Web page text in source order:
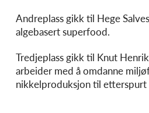
Andreplass gikk til Hege
algebasert superfood.
Tredjeplass gikk til Knut
arbeider med å omdanne
nikkelproduksjon til etterspurt